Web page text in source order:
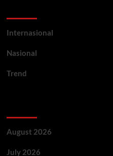
Internasional
Nasional
Trend
August 2026
July 2026